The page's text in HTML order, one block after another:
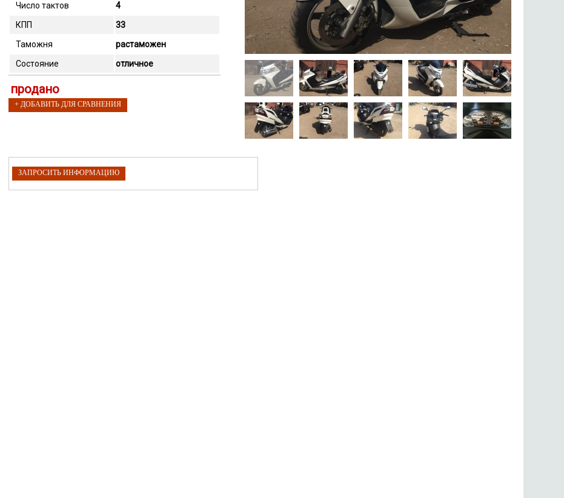
Число тактов
4
КПП
33
Таможня
растаможен
Состояние
отличное
продано
+ ДОБАВИТЬ ДЛЯ СРАВНЕНИЯ
ЗАПРОСИТЬ ИНФОРМАЦИЮ